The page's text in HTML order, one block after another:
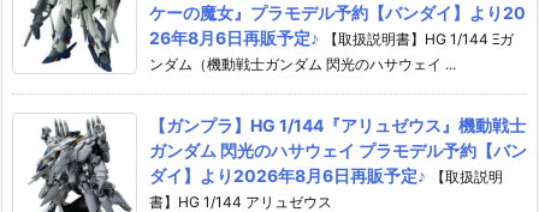
ケーの魔女』プラモデル予約【バンダイ】より20
26年8月6日再販予定♪
【取扱説明書】HG 1/144 Ξガ
ンダム（機動戦士ガンダム 閃光のハサウェイ ...
【ガンプラ】HG 1/144『アリュゼウス』機動戦士
ガンダム 閃光のハサウェイ プラモデル予約【バン
ダイ】より2026年8月6日再販予定♪
【取扱説明
書】HG 1/144 アリュゼウス